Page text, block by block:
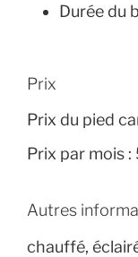
Durée du
Prix
Prix du pied
Prix par mois :
Autres
chauffé,